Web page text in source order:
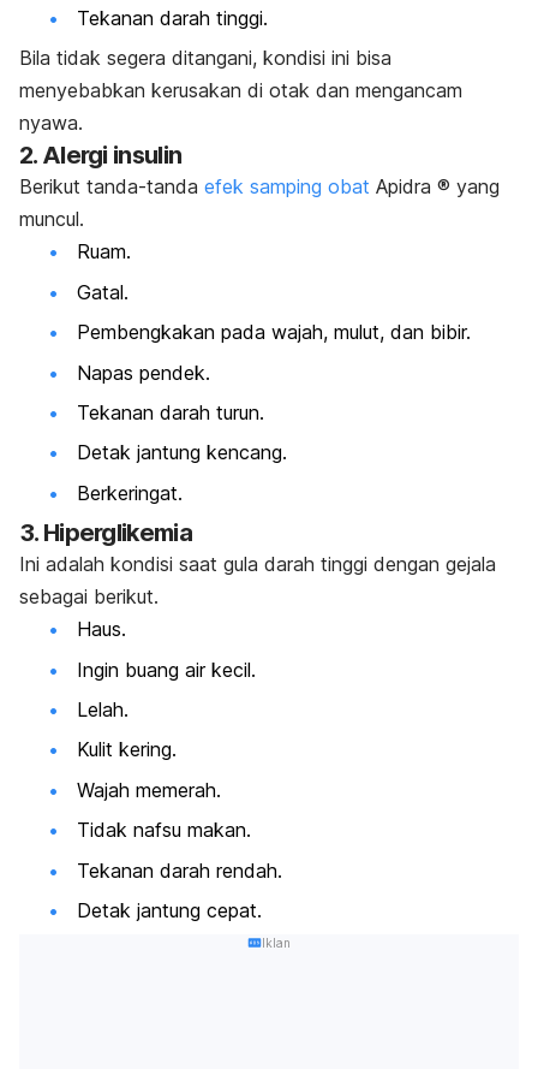
Tekanan darah tinggi.
Bila tidak segera ditangani, kondisi ini bisa
menyebabkan kerusakan di otak dan mengancam
nyawa.
2. Alergi insulin
Berikut tanda-tanda efek samping obat Apidra ® yang
muncul.
Ruam.
Gatal.
Pembengkakan pada wajah, mulut, dan bibir.
Napas pendek.
Tekanan darah turun.
Detak jantung kencang.
Berkeringat.
3. Hiperglikemia
Ini adalah kondisi saat gula darah tinggi dengan gejala
sebagai berikut.
Haus.
Ingin buang air kecil.
Lelah.
Kulit kering.
Wajah memerah.
Tidak nafsu makan.
Tekanan darah rendah.
Detak jantung cepat.
Iklan